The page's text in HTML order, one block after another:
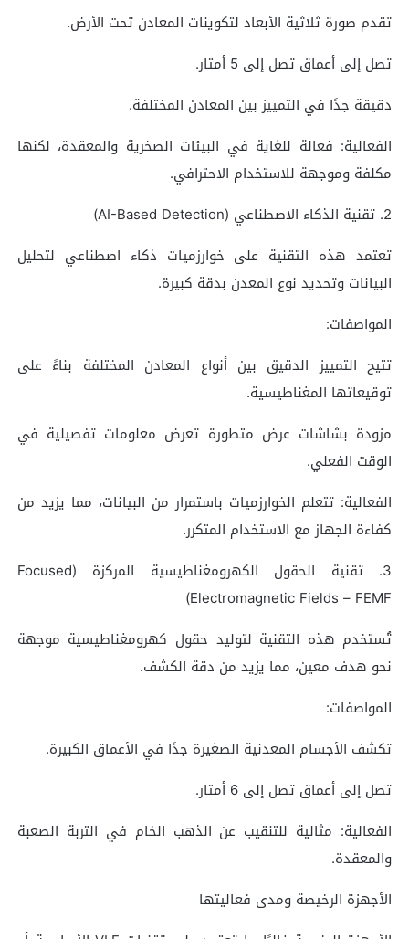
تقدم صورة ثلاثية الأبعاد لتكوينات المعادن تحت الأرض.
تصل إلى أعماق تصل إلى 5 أمتار.
دقيقة جدًا في التمييز بين المعادن المختلفة.
الفعالية: فعالة للغاية في البيئات الصخرية والمعقدة، لكنها
مكلفة وموجهة للاستخدام الاحترافي.
2. تقنية الذكاء الاصطناعي (AI-Based Detection)
تعتمد هذه التقنية على خوارزميات ذكاء اصطناعي لتحليل
البيانات وتحديد نوع المعدن بدقة كبيرة.
المواصفات:
تتيح التمييز الدقيق بين أنواع المعادن المختلفة بناءً على
توقيعاتها المغناطيسية.
مزودة بشاشات عرض متطورة تعرض معلومات تفصيلية في
الوقت الفعلي.
الفعالية: تتعلم الخوارزميات باستمرار من البيانات، مما يزيد من
كفاءة الجهاز مع الاستخدام المتكرر.
3. تقنية الحقول الكهرومغناطيسية المركزة (Focused
Electromagnetic Fields – FEMF)
تُستخدم هذه التقنية لتوليد حقول كهرومغناطيسية موجهة
نحو هدف معين، مما يزيد من دقة الكشف.
المواصفات:
تكشف الأجسام المعدنية الصغيرة جدًا في الأعماق الكبيرة.
تصل إلى أعماق تصل إلى 6 أمتار.
الفعالية: مثالية للتنقيب عن الذهب الخام في التربة الصعبة
والمعقدة.
الأجهزة الرخيصة ومدى فعاليتها